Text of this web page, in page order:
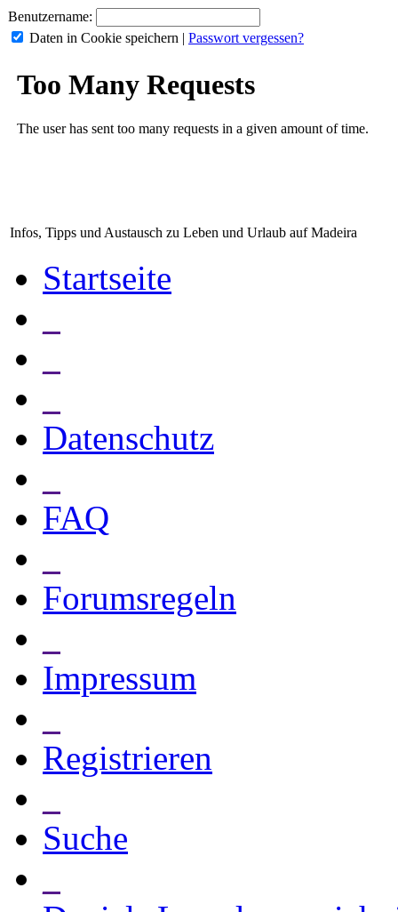
Benutzername:
Daten in Cookie speichern | Passwort vergessen?
Infos, Tipps und Austausch zu Leben und Urlaub auf Madeira
Startseite
Datenschutz
FAQ
Forumsregeln
Impressum
Registrieren
Suche